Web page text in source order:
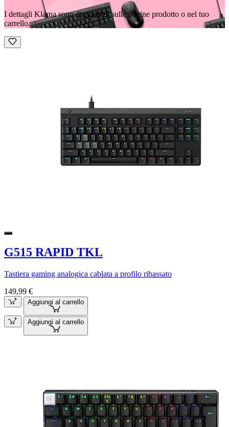
I dettagli Klarna sono disponibili sulle pagine prodotto o nel tuo
carrello.
G515 RAPID TKL
Tastiera gaming analogica cablata a profilo ribassato
149,99 €
Aggiungi al carrello
Aggiungi al carrello